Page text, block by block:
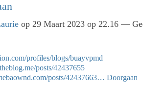
op 29 Maart 2023 op 22.16 —
profiles/blogs/buayvpmd
posts/42437655
posts/42437663… Doorgaan